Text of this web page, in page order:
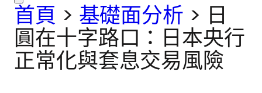
首頁 > 基礎面分析 > 日
圓在十字路口：日本央行
正常化與套息交易風險